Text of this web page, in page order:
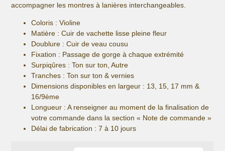
accompagner les montres à lanières interchangeables.
Coloris : Violine
Matière : Cuir de vachette lisse pleine fleur
Doublure : Cuir de veau cousu
Fixation : Passage de gorge à chaque extrémité
Surpiqûres : Ton sur ton, Autre
Tranches : Ton sur ton & vernies
Dimensions disponibles en largeur : 13, 15, 17 mm &
16/9ème
Longueur : A renseigner au moment de la finalisation de
votre commande dans la section « Note de commande »
Délai de fabrication : 7 à 10 jours